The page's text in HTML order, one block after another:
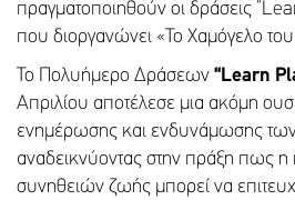
πραγματοποιηθούν οι δράσεις
που διοργανώνει «Το Χαμόγελο
Το Πολυήμερο Δράσεων “Learn
Απριλίου αποτέλεσε μια ακόμη
ενημέρωσης και ενδυνάμωσης
αναδεικνύοντας στην πράξη πως η
συνηθειών ζωής μπορεί να